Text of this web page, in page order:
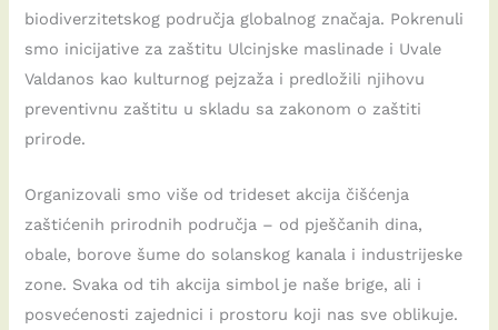
biodiverzitetskog područja globalnog značaja. Pokrenuli
smo inicijative za zaštitu Ulcinjske maslinade i Uvale
Valdanos kao kulturnog pejzaža i predložili njihovu
preventivnu zaštitu u skladu sa zakonom o zaštiti
prirode.
Organizovali smo više od trideset akcija čišćenja
zaštićenih prirodnih područja – od pješčanih dina,
obale, borove šume do solanskog kanala i industrijeske
zone. Svaka od tih akcija simbol je naše brige, ali i
posvećenosti zajednici i prostoru koji nas sve oblikuje.